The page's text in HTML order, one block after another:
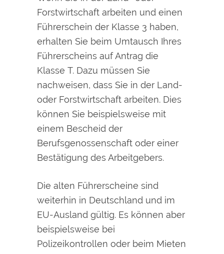
Forstwirtschaft arbeiten und einen
Führerschein der Klasse 3 haben,
erhalten Sie beim Umtausch Ihres
Führerscheins auf Antrag die
Klasse T. Dazu müssen Sie
nachweisen, dass Sie in der Land-
oder Forstwirtschaft arbeiten. Dies
können Sie beispielsweise mit
einem Bescheid der
Berufsgenossenschaft oder einer
Bestätigung des Arbeitgebers.
Die alten Führerscheine sind
weiterhin in Deutschland und im
EU-Ausland gültig. Es können aber
beispielsweise bei
Polizeikontrollen oder beim Mieten